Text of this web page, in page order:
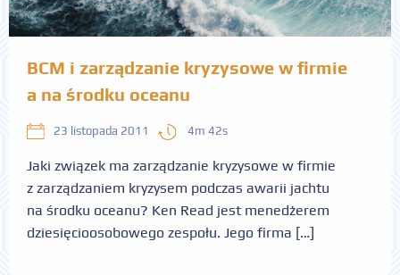
BCM i zarządzanie kryzysowe w firmie
a na środku oceanu
23 listopada 2011 4m 42s
Jaki związek ma zarządzanie kryzysowe w firmie
z zarządzaniem kryzysem podczas awarii jachtu
na środku oceanu? Ken Read jest menedżerem
dziesięcioosobowego zespołu. Jego firma […]